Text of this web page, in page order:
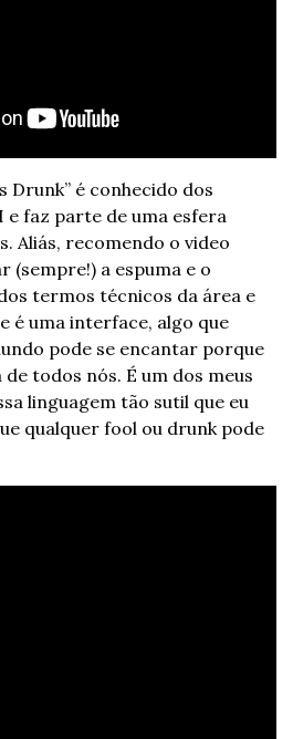
Drunk” é conhecido dos
e faz parte de uma esfera
Aliás, recomendo o video
(sempre!) a espuma e o
termos técnicos da área e
é uma interface, algo que
pode se encantar porque
todos nós. É um dos meus
linguagem tão sutil que eu
qualquer fool ou drunk pode